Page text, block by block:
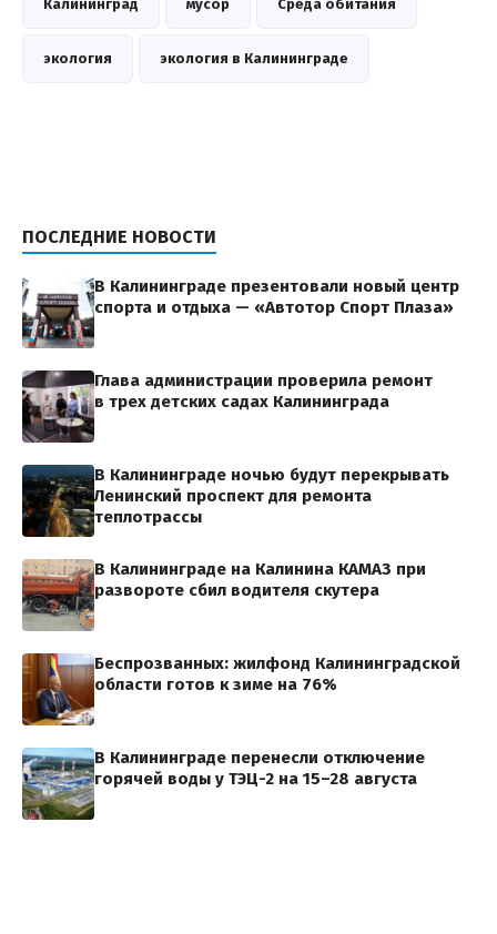
Калининград мусор Среда обитания
экология экология в Калининграде
ПОСЛЕДНИЕ НОВОСТИ
В Калининграде презентовали новый центр
спорта и отдыха — «Автотор Спорт Плаза»
Глава администрации проверила ремонт
в трех детских садах Калининграда
В Калининграде ночью будут перекрывать
Ленинский проспект для ремонта
теплотрассы
В Калининграде на Калинина КАМАЗ при
развороте сбил водителя скутера
Беспрозванных: жилфонд Калининградской
области готов к зиме на 76%
В Калининграде перенесли отключение
горячей воды у ТЭЦ-2 на 15–28 августа